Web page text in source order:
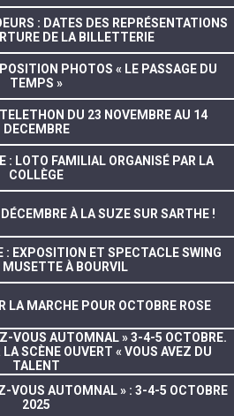
: DATES DES REPRÉSENTATIONS
DE LA BILLETTERIE
PHOTOS « LE PASSAGE DU
TEMPS »
DU 23 NOVEMBRE AU 14
DECEMBRE
: LOTO FAMILIAL ORGANISÉ PAR LA
COLLÈGE
À LA SUZE SUR SARTHE !
: EXPOSITION ET SPECTACLE SWING
MUSETTE À BOURVIL
LA MARCHE POUR OCTOBRE ROSE
VOUS AUTOMNAL » 3-4-5 OCTOBRE.
SCÈNE OUVERT « VOUS AVEZ DU
TALENT
VOUS AUTOMNAL » : 3-4-5 OCTOBRE
2025